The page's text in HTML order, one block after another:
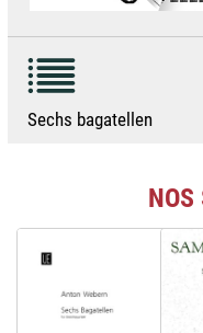
Sechs bagatellen
NOS